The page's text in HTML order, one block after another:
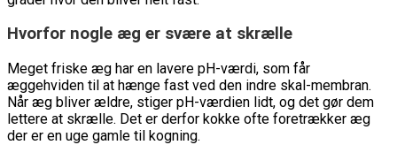
Hvorfor nogle æg er svære at skrælle
Meget friske æg har en lavere pH-værdi, som får
æggehviden til at hænge fast ved den indre skal-membran.
Når æg bliver ældre, stiger pH-værdien lidt, og det gør dem
lettere at skrælle. Det er derfor kokke ofte foretrækker æg
der er en uge gamle til kogning.